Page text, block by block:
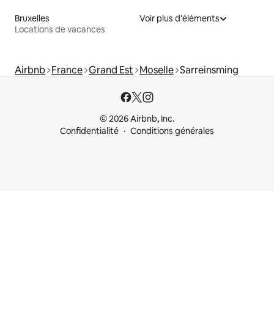
Bruxelles
Locations de vacances
Voir plus d'éléments
Airbnb France Grand Est Moselle Sarreinsming
© 2026 Airbnb, Inc.
Confidentialité
Conditions générales